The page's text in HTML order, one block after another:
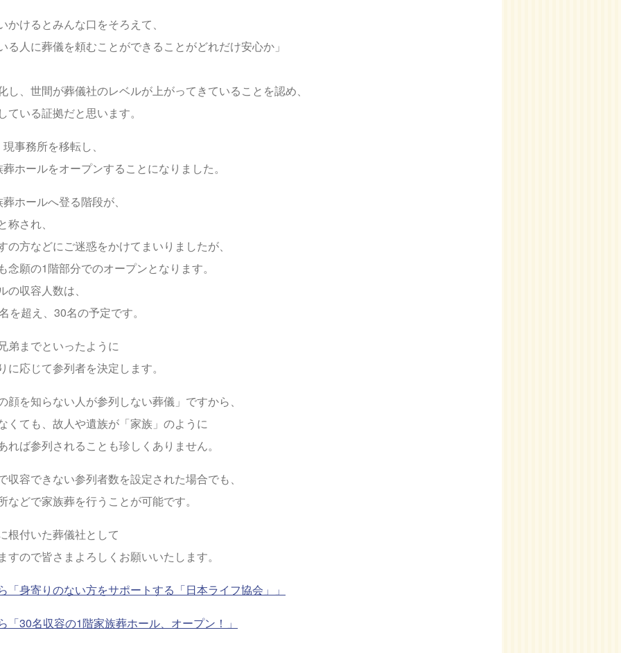
かけるとみんな口をそろえて、
る人に葬儀を頼むことができることがどれだけ安心か」
し、世間が葬儀社のレベルが上がってきていることを認め、
ている証拠だと思います。
事務所を移転し、
ホールをオープンすることになりました。
ホールへ登る階段が、
され、
の方などにご迷惑をかけてまいりましたが、
念願の1階部分でのオープンとなります。
収容人数は、
を超え、30名の予定です。
弟までといったように
に応じて参列者を決定します。
顔を知らない人が参列しない葬儀」ですから、
くても、故人や遺族が「家族」のように
れば参列されることも珍しくありません。
収容できない参列者数を設定された場合でも、
などで家族葬を行うことが可能です。
根付いた葬儀社として
すので皆さまよろしくお願いいたします。
「身寄りのない方をサポートする「日本ライフ協会」」
「30名収容の1階家族葬ホール、オープン！」